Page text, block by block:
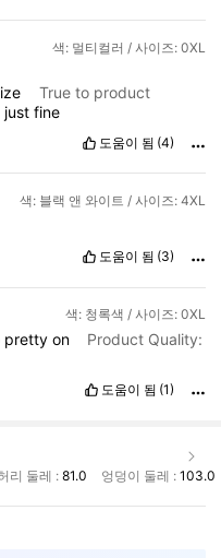
색: 멀티컬러 / 사이즈: 0XL
True to product
justfine
도움이 됨 (4)
색: 블랙 앤 와이트 / 사이즈: 4XL
도움이 됨 (3)
색: 청록색 / 사이즈: 0XL
pretty on
Product Quality:
도움이 됨 (1)
리 둘레 : 81.0 엉덩이 둘레 : 103.0